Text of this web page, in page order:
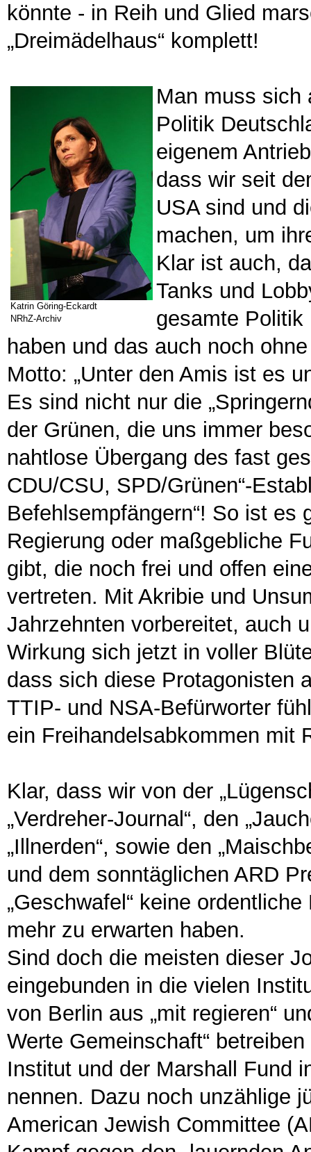
könnte - in Reih und Glied
„Dreimädelhaus“ komplett!
Katrin Göring-Eckardt
NRhZ-Archiv
Man muss sich
Politik
eigenem
dass wir seit
USA sind und
machen, um
Klar ist auch,
Tanks und
gesamte
haben und das auch noch
Motto: „Unter den Amis ist es
Es sind nicht nur die
der Grünen, die uns immer
nahtlose Übergang des fast
CDU/CSU, SPD/Grünen“-
Befehlsempfängern“! So ist es
Regierung oder maßgebliche
gibt, die noch frei und offen
vertreten. Mit Akribie und
Jahrzehnten vorbereitet, auch
Wirkung sich jetzt in voller
dass sich diese Protagonisten
TTIP- und NSA-Befürworter
ein Freihandelsabkommen mit
Klar, dass wir von der
„Verdreher-Journal“, den
„Illnerden“, sowie den
und dem sonntäglichen ARD
„Geschwafel“ keine
mehr zu erwarten haben.
Sind doch die meisten dieser
eingebunden in die vielen
von Berlin aus „mit regieren“
Werte Gemeinschaft“
Institut und der Marshall Fund
nennen. Dazu noch unzählige
American Jewish Committee